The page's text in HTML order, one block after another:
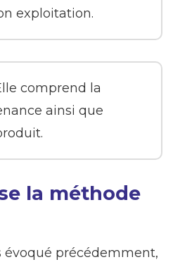
exploitation.
comprend la
ainsi que
la méthode
évoqué précédemment,